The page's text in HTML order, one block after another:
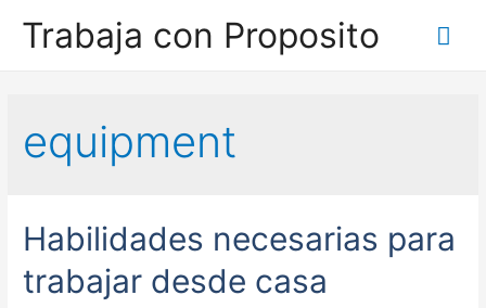
Trabaja con Proposito
equipment
Habilidades necesarias para
trabajar desde casa